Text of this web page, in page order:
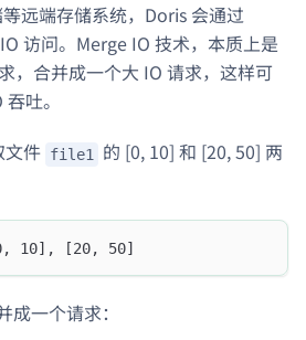
远端存储系统，Doris 会通过
访问。Merge IO 技术，本质上是
，合并成一个大 IO 请求，这样可
吐。
文件 file1
的 [0, 10] 和 [20, 50] 两
10], [20, 50]
一个请求：